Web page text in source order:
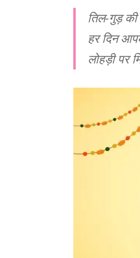
तिल-गुड़ की
हर दिन
लोहड़ी पर